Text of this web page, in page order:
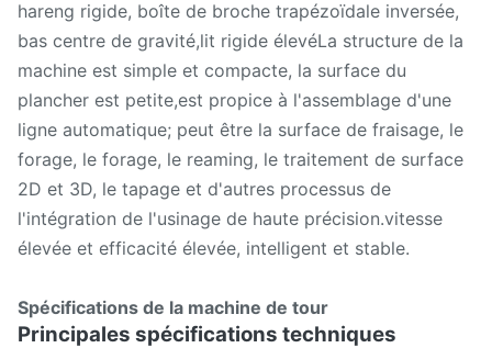
hareng rigide, boîte de broche trapézoïdale inversée,
bas centre de gravité,lit rigide élevéLa structure de la
machine est simple et compacte, la surface du
plancher est petite,est propice à l'assemblage d'une
ligne automatique; peut être la surface de fraisage, le
forage, le forage, le reaming, le traitement de surface
2D et 3D, le tapage et d'autres processus de
l'intégration de l'usinage de haute précision.vitesse
élevée et efficacité élevée, intelligent et stable.
Spécifications de la machine de tour
Principales spécifications techniques